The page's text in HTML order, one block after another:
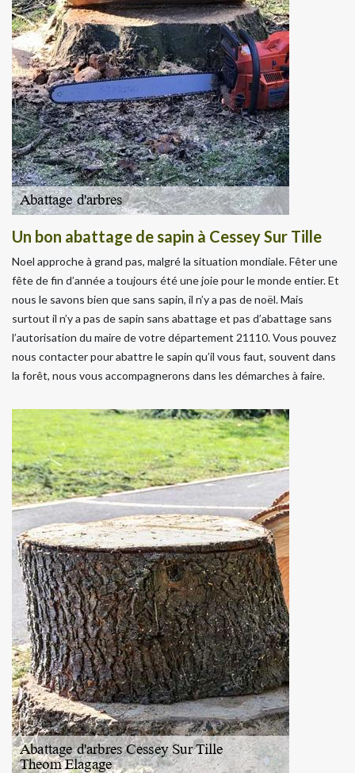
Un bon abattage de sapin à Cessey Sur Tille
Noel approche à grand pas, malgré la situation mondiale. Fêter une
fête de fin d’année a toujours été une joie pour le monde entier. Et
nous le savons bien que sans sapin, il n’y a pas de noël. Mais
surtout il n’y a pas de sapin sans abattage et pas d’abattage sans
l’autorisation du maire de votre département 21110. Vous pouvez
nous contacter pour abattre le sapin qu’il vous faut, souvent dans
la forêt, nous vous accompagnerons dans les démarches à faire.